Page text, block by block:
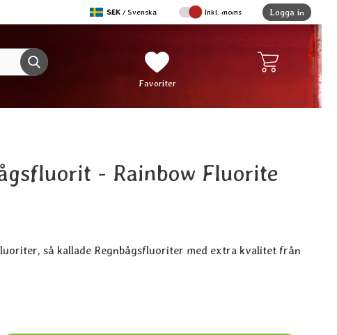
Sverige
,SEK / Svenska Inkl. moms Logga in
Genomför sökning Mina favoriter
Favoriter
- Rainbow Fluorite
så kallade Regnbågsfluoriter med extra kvalitet från